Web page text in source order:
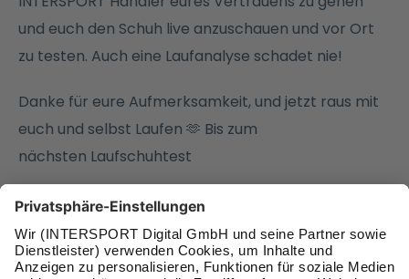
und euch den Schuh live anzuschauen und vor Ort
zu testen. Auch eine Laufanalyse schadet nie!
Danke für eure Aufmerksamkeit, und jetzt raus mit
euch und selbst Laufen 🫶 Bis zum
nächsten Laufschuhtest
Zum Brooks Glycerin 21